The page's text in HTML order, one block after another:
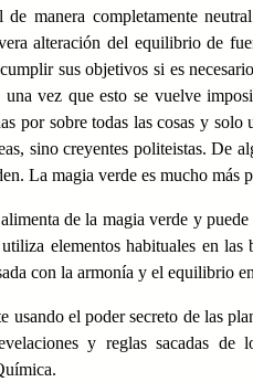
manera completamente
alteración del equilibrio de
sus objetivos si es
vez que esto se vuelve
por sobre todas las cosas y solo
sino creyentes politeistas. De
La magia verde es mucho más
de la magia verde y
elementos habituales en
con la armonía y el equilibrio
usando el poder secreto de las
y reglas sacadas de